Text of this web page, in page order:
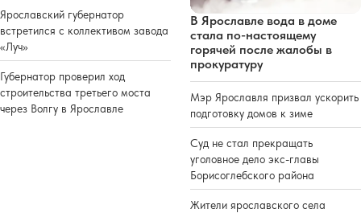
Ярославский губернатор
встретился с коллективом завода
«Луч»
Губернатор проверил ход
строительства третьего моста
через Волгу в Ярославле
В Ярославле вода в доме
стала по-настоящему
горячей после жалобы в
прокуратуру
Мэр Ярославля призвал ускорить
подготовку домов к зиме
Суд не стал прекращать
уголовное дело экс-главы
Борисоглебского района
Жители ярославского села